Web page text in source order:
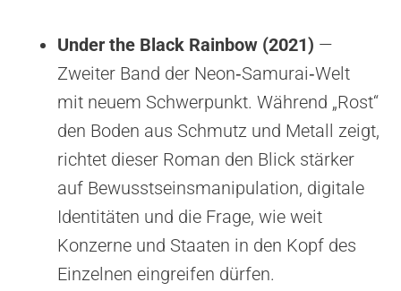
Under the Black Rainbow (2021) —
Zweiter Band der Neon‑Samurai‑Welt
mit neuem Schwerpunkt. Während „Rost“
den Boden aus Schmutz und Metall zeigt,
richtet dieser Roman den Blick stärker
auf Bewusstseinsmanipulation, digitale
Identitäten und die Frage, wie weit
Konzerne und Staaten in den Kopf des
Einzelnen eingreifen dürfen.